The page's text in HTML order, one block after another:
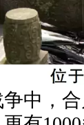
中，